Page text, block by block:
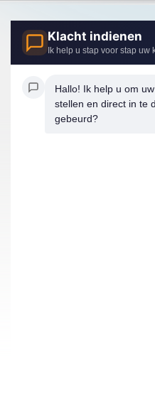
Klacht indienen
Ik help u stap voor stap
Hallo! Ik help u om
stellen en direct in te
gebeurd?